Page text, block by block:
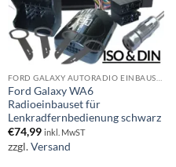
Ford Galaxy WA6
Radioeinbauset für
Lenkradfernbedienung schwarz
€74,99 inkl. MwST
zzgl.Versand